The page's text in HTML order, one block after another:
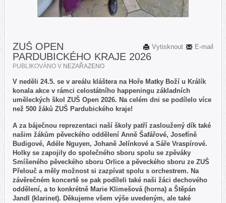
E-mail
Vytisknout
ZUŠ OPEN
PARDUBICKÉHO KRAJE 2026
PUBLIKOVÁNO V NEZAŘAZENO
V neděli 24.5. se v areálu kláštera na Hoře Matky Boží u Králík
konala akce v rámci celostátního happeningu základních
uměleckých škol ZUŠ Open 2026. Na celém dni se podílelo více
než 500 žáků ZUŠ Pardubického kraje!
A za báječnou reprezentaci naší školy patří zasloužený dík také
našim žákům pěveckého oddělení Anně Šafářové, Josefíně
Budigové, Adéle Nguyen, Johaně Jelínkové a Sáře Vraspírové.
Holky se zapojily do společného sboru spolu se zpěváky
Smíšeného pěveckého sboru Orlice a pěveckého sboru ze ZUŠ
Přelouč a měly možnost si zazpívat spolu s orchestrem. Na
závěrečném koncertě se pak podíleli také naši žáci dechového
oddělení, a to konkrétně Marie Klimešová (horna) a Štěpán
Jandl (klarinet). Děkujeme všem výše uvedeným, ale také